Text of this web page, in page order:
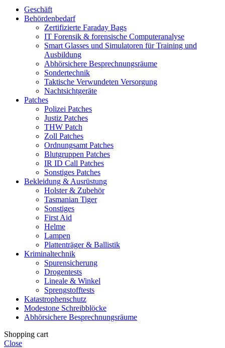
Geschäft
Behördenbedarf
Zertifizierte Faraday Bags
IT Forensik & forensische Computeranalyse
Smart Glasses und Simulatoren für Training und
Ausbildung
Abhörsichere Besprechnungsräume
Sondertechnik
Taktische Verwundeten Versorgung
Nachtsichtgeräte
Patches
Polizei Patches
Justiz Patches
THW Patch
Zoll Patches
Ordnungsamt Patches
Blutgruppen Patches
IR ID Call Patches
Sonstiges Patches
Bekleidung & Ausrüstung
Holster & Zubehör
Tasmanian Tiger
Sonstiges
First Aid
Helme
Lampen
Plattenträger & Ballistik
Kriminaltechnik
Spurensicherung
Drogentests
Lineale & Winkel
Sprengstofftests
Katastrophenschutz
Modestone Schreibblöcke
Abhörsichere Besprechnungsräume
Shopping cart
Close